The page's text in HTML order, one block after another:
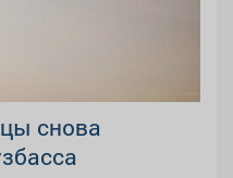
снова